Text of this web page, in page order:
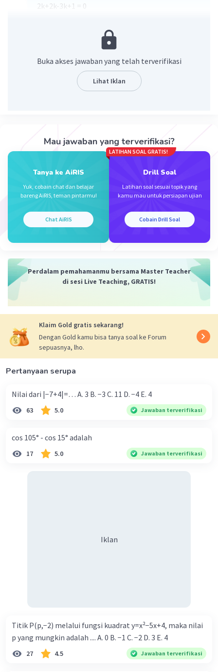
2k+2k-3k+1 = 0
·4.0
Iklan
Buka akses jawaban yang telah terverifikasi
Lihat Iklan
Mau jawaban yang terverifikasi?
Tanya ke AiRIS
Yuk, cobain chat dan belajar
bareng AiRIS, teman pintarmu!
Chat AiRIS
LATIHAN SOAL GRATIS!
Drill Soal
Latihan soal sesuai topik yang
kamu mau untuk persiapan ujian
Cobain Drill Soal
Perdalam pemahamanmu bersama Master Teacher
di sesi Live Teaching, GRATIS!
Klaim Gold gratis sekarang!
Dengan Gold kamu bisa tanya soal ke Forum
sepuasnya, lho.
Pertanyaan serupa
Nilai dari |−7+4|=… A. 3 B. −3 C. 11 D. −4 E. 4
63 5.0 Jawaban terverifikasi
cos 105° - cos 15° adalah
17 5.0 Jawaban terverifikasi
Iklan
Titik P(p,−2) melalui fungsi kuadrat y=x²−5x+4, maka nilai
p yang mungkin adalah .... A. 0 B. −1 C. −2 D. 3 E. 4
27 4.5 Jawaban terverifikasi